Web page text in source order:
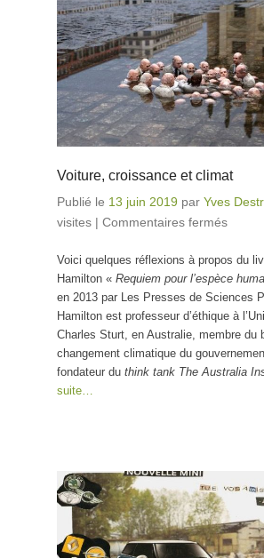
Voiture, croissance et climat
Publié le 13 juin 2019 par Yves
visites | Commentaires fermés
Voici quelques réflexions à propos du
Hamilton « Requiem pour l’espèce
en 2013 par Les Presses de Sciences
Hamilton est professeur d’éthique à
Charles Sturt, en Australie, membre du
changement climatique du
fondateur du think tank The Australia
suite…